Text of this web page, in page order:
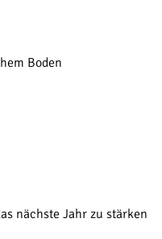
Boden
nächste Jahr zu stärken